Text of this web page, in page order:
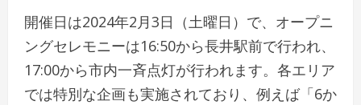
開催日は2024年2月3日（土曜日）で、オープニ
ングセレモニーは16:50から長井駅前で行われ、
17:00から市内一斉点灯が行われます。各エリア
では特別な企画も実施されており、例えば「6か